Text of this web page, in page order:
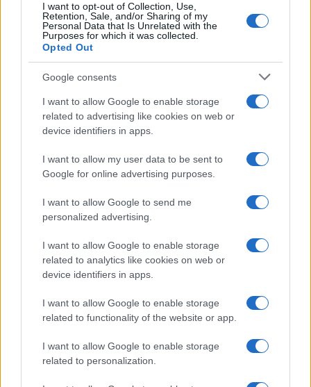
I want to opt-out of Collection, Use,
Retention, Sale, and/or Sharing of my
Personal Data that Is Unrelated with the
Purposes for which it was collected.
Opted Out
Google consents
I want to allow Google to enable storage
related to advertising like cookies on web or
device identifiers in apps.
I want to allow my user data to be sent to
Google for online advertising purposes.
I want to allow Google to send me
personalized advertising.
I want to allow Google to enable storage
related to analytics like cookies on web or
device identifiers in apps.
I want to allow Google to enable storage
related to functionality of the website or app.
I want to allow Google to enable storage
related to personalization.
News Hub UK
Lgbtq News
Investeren 24
NL Newz